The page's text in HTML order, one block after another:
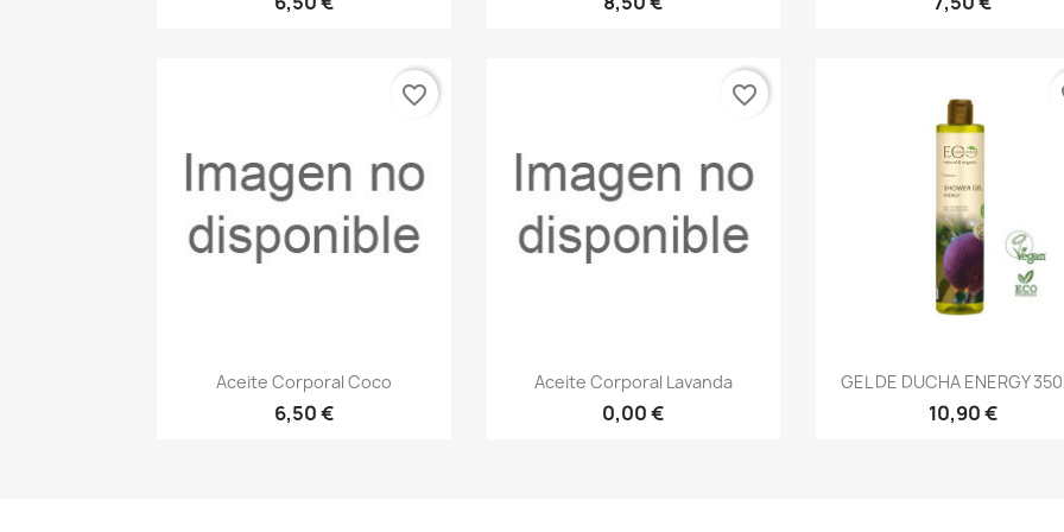
Vista rápida
Aceite Corporal Coco
6,50 €
favorite_border
Vista rápida
Aceite Corporal Lavanda
0,00 €
favorite_border
 Vista rápida
GEL DE DUCHA ENERGY
10,90 €